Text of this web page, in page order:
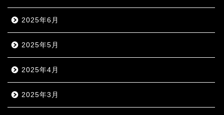
2025年6月
2025年5月
2025年4月
2025年3月